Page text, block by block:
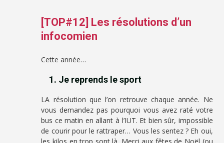
[TOP#12] Les résolutions d’un
infocomien
Cette année…
1. Je reprends le sport
LA résolution que l’on retrouve chaque année. Ne
vous demandez pas pourquoi vous avez raté votre
bus ce matin en allant à l’IUT. Et bien sûr, impossible
de courir pour le rattraper… Vous les sentez ? Eh oui,